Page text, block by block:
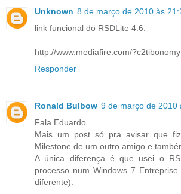
Unknown 8 de março de 2010 às
link funcional do RSDLite 4.6:
http://www.mediafire.com/
Responder
Ronald Bulbow 9 de março de 2010
Fala Eduardo.
Mais um post só pra avisar que
Milestone de um outro amigo e
A única diferença é que usei o
processo num Windows 7
diferente):